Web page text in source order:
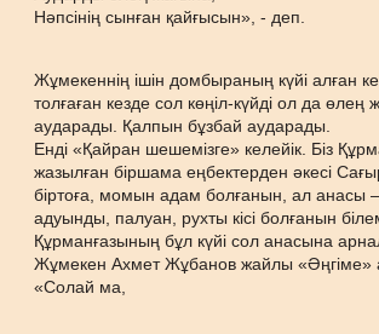
Нәпсінің сынған қайғысын», - деп.
Жұмекеннің ішін домбыраның күйі алған
толғаған кезде сол көңіл-күйді ол да өлең
аударады. Қалпын бұзбай аударады.
Енді «Қайран шешемізге» келейік. Біз
жазылған біршама еңбектерден әкесі
біртоға, момын адам болғанын, ал анасы
адуынды, палуан, рухты кісі болғанын
Құрманғазының бұл күйі сол анасына
Жұмекен Ахмет Жұбанов жайлы «Әңгіме»
«Солай ма,